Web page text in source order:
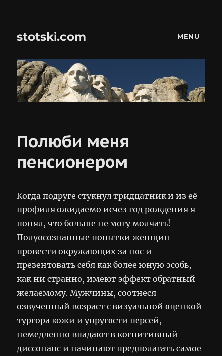
stotski.com MENU
Полюби меня
пенсионером
Когда подруге стукнул тридцатник и из её
профиля ожидаемо исчез год рождения я
понял, что больше не могу молчать!
Полуосознанные попытки женщин
провести окружающих за нос и
презентовать себя как более юную особь,
как ни странно, имеют эффект обратный
желаемому. Мужчины, соотнеся
озвученный возраст с визуальной оценкой
тургора кожи и упругости персей,
немедленно впадают в когнитивный
диссонанс и начинают предполагать самое